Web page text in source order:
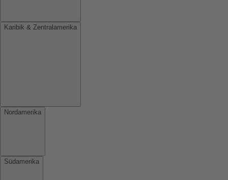
Karibik & Zentralamerika
Nordamerika
Südamerika